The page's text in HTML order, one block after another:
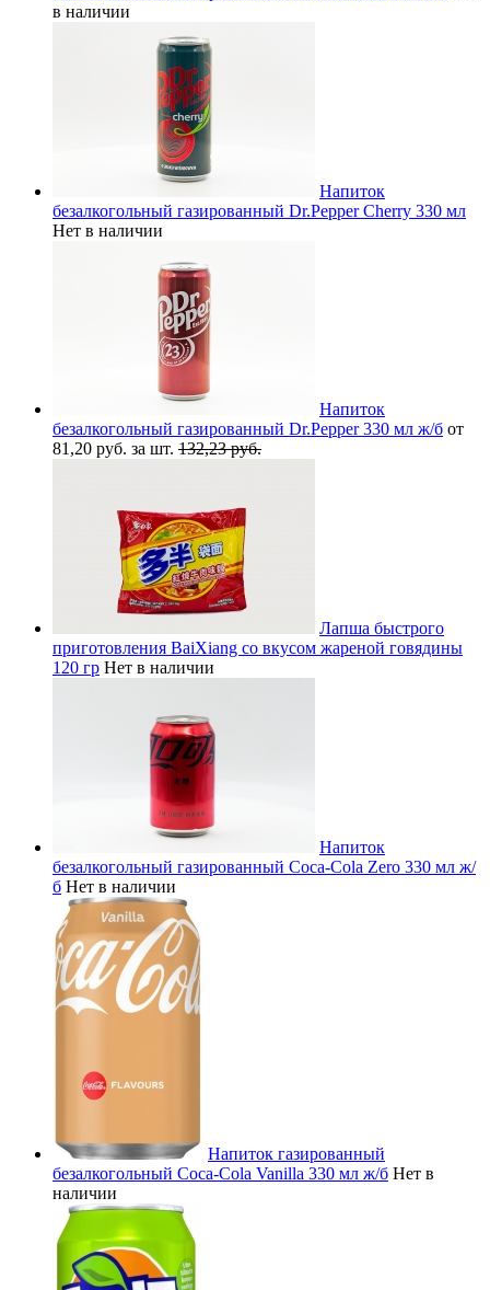
в наличии
Напиток
безалкогольный газированный Dr.Pepper Cherry 330 мл
Нет в наличии
Напиток
безалкогольный газированный Dr.Pepper 330 мл ж/б от
81,20 руб. за шт. 132,23 руб.
Лапша быстрого
приготовления BaiXiang со вкусом жареной говядины
120 гр Нет в наличии
Напиток
безалкогольный газированный Coca-Cola Zero 330 мл ж/
б Нет в наличии
Напиток газированный
безалкогольный Coca-Cola Vanilla 330 мл ж/б Нет в
наличии